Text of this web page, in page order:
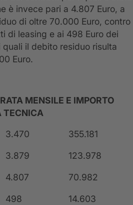
è invece pari a 4.807 Euro, a
di oltre 70.000 Euro, contro
di leasing e ai 498 Euro dei
il debito residuo risulta
Euro.
MENSILE E IMPORTO
TECNICA
3.470 355.181
3.879 123.978
4.807 70.982
498 14.603